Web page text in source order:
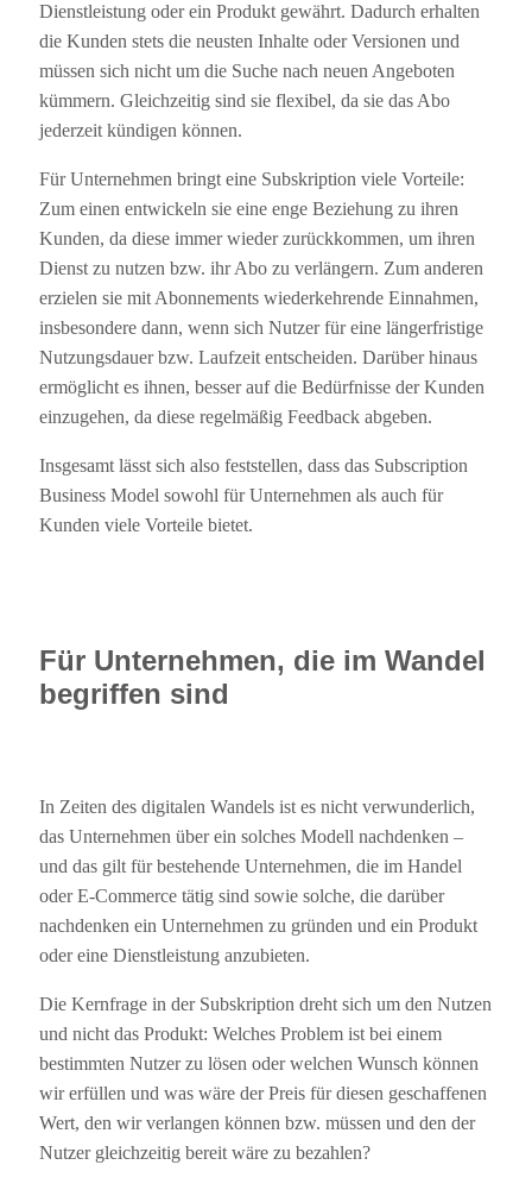
Dienstleistung oder ein Produkt gewährt. Dadurch erhalten
die Kunden stets die neusten Inhalte oder Versionen und
müssen sich nicht um die Suche nach neuen Angeboten
kümmern. Gleichzeitig sind sie flexibel, da sie das Abo
jederzeit kündigen können.
Für Unternehmen bringt eine Subskription viele Vorteile:
Zum einen entwickeln sie eine enge Beziehung zu ihren
Kunden, da diese immer wieder zurückkommen, um ihren
Dienst zu nutzen bzw. ihr Abo zu verlängern. Zum anderen
erzielen sie mit Abonnements wiederkehrende Einnahmen,
insbesondere dann, wenn sich Nutzer für eine längerfristige
Nutzungsdauer bzw. Laufzeit entscheiden. Darüber hinaus
ermöglicht es ihnen, besser auf die Bedürfnisse der Kunden
einzugehen, da diese regelmäßig Feedback abgeben.
Insgesamt lässt sich also feststellen, dass das Subscription
Business Model sowohl für Unternehmen als auch für
Kunden viele Vorteile bietet.
Für Unternehmen, die im Wandel
begriffen sind
In Zeiten des digitalen Wandels ist es nicht verwunderlich,
das Unternehmen über ein solches Modell nachdenken –
und das gilt für bestehende Unternehmen, die im Handel
oder E-Commerce tätig sind sowie solche, die darüber
nachdenken ein Unternehmen zu gründen und ein Produkt
oder eine Dienstleistung anzubieten.
Die Kernfrage in der Subskription dreht sich um den Nutzen
und nicht das Produkt: Welches Problem ist bei einem
bestimmten Nutzer zu lösen oder welchen Wunsch können
wir erfüllen und was wäre der Preis für diesen geschaffenen
Wert, den wir verlangen können bzw. müssen und den der
Nutzer gleichzeitig bereit wäre zu bezahlen?